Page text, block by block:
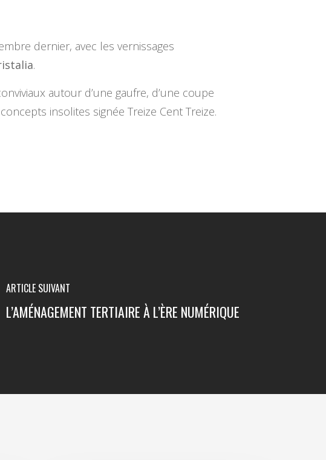
dernier, avec les vernissages
.
autour d’une gaufre, d’une coupe
insolites signée Treize Cent Treize.
ARTICLE SUIVANT
L’AMÉNAGEMENT TERTIAIRE À L’ÈRE NUMÉRIQUE